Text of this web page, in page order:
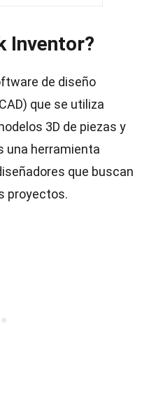
Inventor?
de diseño
que se utiliza
3D de piezas y
una herramienta
que buscan
proyectos.